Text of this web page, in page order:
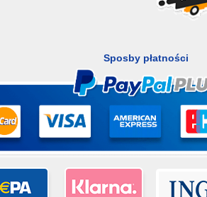
Sposby płatności